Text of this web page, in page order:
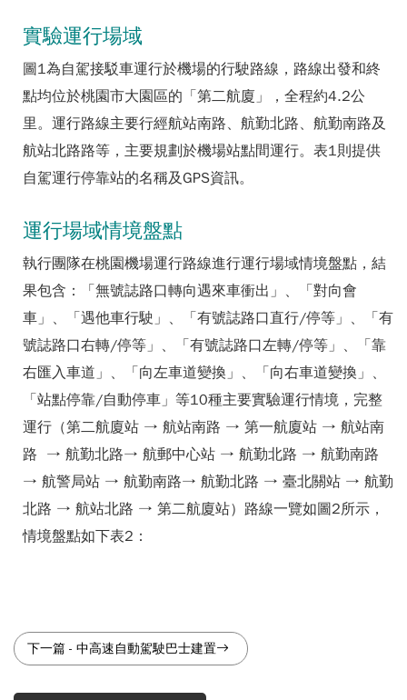
實驗運行場域
圖1為自駕接駁車運行於機場的行駛路線，路線出發和終
點均位於桃園市大園區的「第二航廈」，全程約4.2公
里。運行路線主要行經航站南路、航勤北路、航勤南路及
航站北路路等，主要規劃於機場站點間運行。表1則提供
自駕運行停靠站的名稱及GPS資訊。
運行場域情境盤點
執行團隊在桃園機場運行路線進行運行場域情境盤點，結
果包含：「無號誌路口轉向遇來車衝出」、「對向會
車」、「遇他車行駛」、「有號誌路口直行/停等」、「有
號誌路口右轉/停等」、「有號誌路口左轉/停等」、「靠
右匯入車道」、「向左車道變換」、「向右車道變換」、
「站點停靠/自動停車」等10種主要實驗運行情境，完整
運行（第二航廈站 → 航站南路 → 第一航廈站 → 航站南
路 → 航勤北路→ 航郵中心站 → 航勤北路 → 航勤南路
→ 航警局站 → 航勤南路→ 航勤北路 → 臺北關站 → 航勤
北路 → 航站北路 → 第二航廈站）路線一覽如圖2所示，
情境盤點如下表2：
下一篇 - 中高速自動駕駛巴士建置